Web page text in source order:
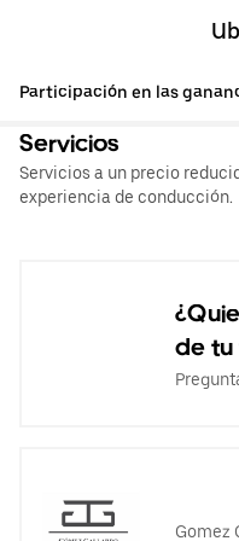
Participación en las
Servicios
Servicios a un precio
experiencia de conducción.
de tu
Gomez